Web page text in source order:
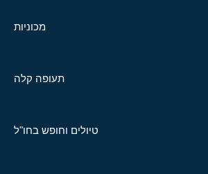
מכוניות
תעופה קלה
טיולים וחופש בחו"ל